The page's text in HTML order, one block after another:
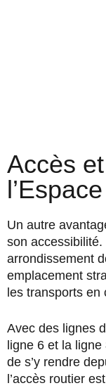
Accès
Un autre
son
arrondissement
emplacement
les transports en
Avec des lignes
ligne 6 et la
de s’y rendre
l’accès routier